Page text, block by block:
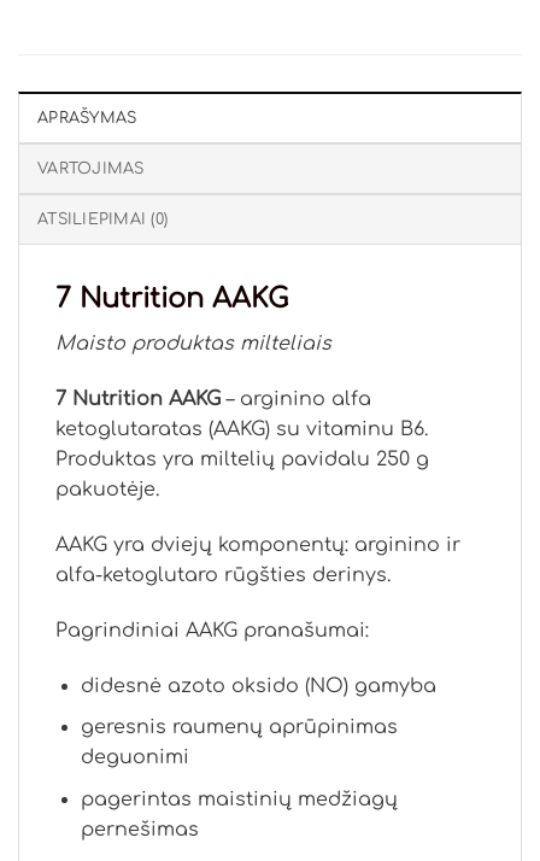
APRAŠYMAS
VARTOJIMAS
ATSILIEPIMAI (0)
7 Nutrition AAKG
Maisto produktas milteliais
7 Nutrition AAKG – arginino alfa
ketoglutaratas (AAKG) su vitaminu B6.
Produktas yra miltelių pavidalu 250 g
pakuotėje.
AAKG yra dviejų komponentų: arginino ir
alfa-ketoglutaro rūgšties derinys.
Pagrindiniai AAKG pranašumai:
didesnė azoto oksido (NO) gamyba
geresnis raumenų aprūpinimas
deguonimi
pagerintas maistinių medžiagų
pernešimas